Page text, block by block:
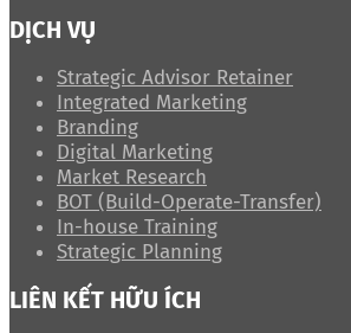
DỊCH VỤ
Strategic Advisor Retainer
Integrated Marketing
Branding
Digital Marketing
Market Research
BOT (Build-Operate-Transfer)
In-house Training
Strategic Planning
LIÊN KẾT HỮU ÍCH